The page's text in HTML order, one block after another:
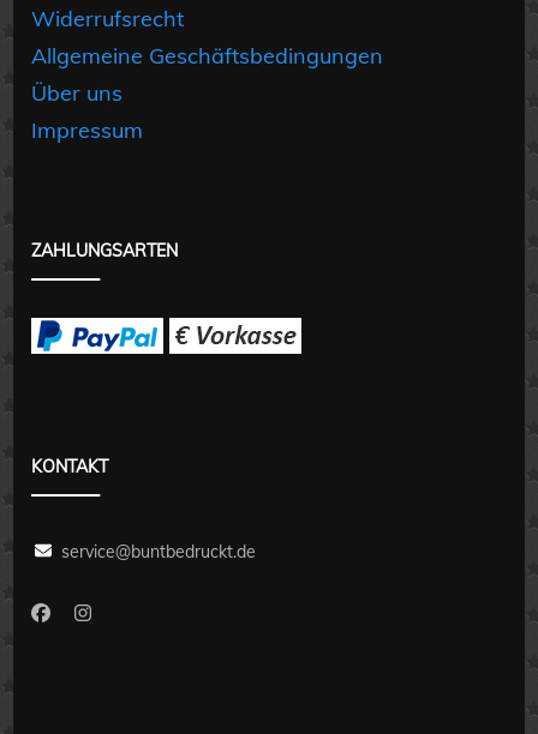
Widerrufsrecht
Allgemeine Geschäftsbedingungen
Über uns
Impressum
ZAHLUNGSARTEN
KONTAKT
service@buntbedruckt.de